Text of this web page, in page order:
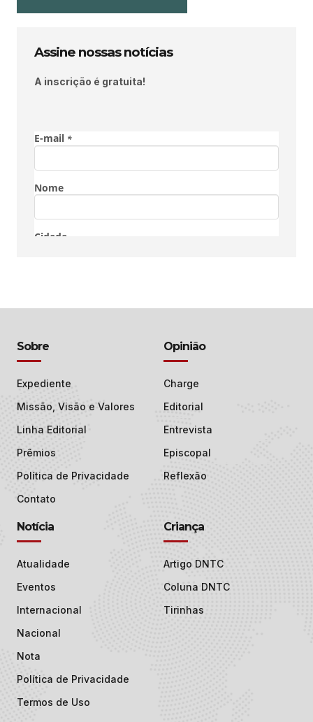
Assine nossas notícias
A inscrição é gratuita!
Sobre
Expediente
Missão, Visão e Valores
Linha Editorial
Prêmios
Política de Privacidade
Contato
Opinião
Charge
Editorial
Entrevista
Episcopal
Reflexão
Notícia
Atualidade
Eventos
Internacional
Nacional
Nota
Política de Privacidade
Termos de Uso
Criança
Artigo DNTC
Coluna DNTC
Tirinhas